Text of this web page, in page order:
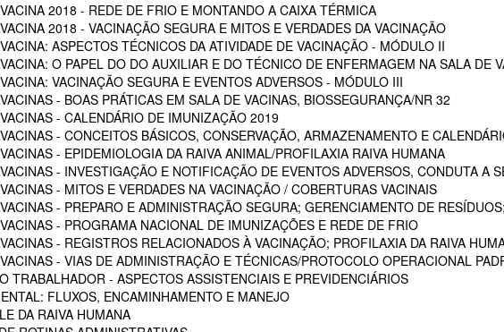
2018 - REDE DE FRIO E MONTANDO A CAIXA TÉRMICA
2018 - VACINAÇÃO SEGURA E MITOS E VERDADES DA VACINAÇÃO
ASPECTOS TÉCNICOS DA ATIVIDADE DE VACINAÇÃO - MÓDULO II
O PAPEL DO DO AUXILIAR E DO TÉCNICO DE ENFERMAGEM NA SALA DE
VACINAÇÃO SEGURA E EVENTOS ADVERSOS - MÓDULO III
- BOAS PRÁTICAS EM SALA DE VACINAS, BIOSSEGURANÇA/NR 32
- CALENDÁRIO DE IMUNIZAÇÃO 2019
- CONCEITOS BÁSICOS, CONSERVAÇÃO, ARMAZENAMENTO E
- EPIDEMIOLOGIA DA RAIVA ANIMAL/PROFILAXIA RAIVA HUMANA
- INVESTIGAÇÃO E NOTIFICAÇÃO DE EVENTOS ADVERSOS, CONDUTA A
- MITOS E VERDADES NA VACINAÇÃO / COBERTURAS VACINAIS
- PREPARO E ADMINISTRAÇÃO SEGURA; GERENCIAMENTO DE
- PROGRAMA NACIONAL DE IMUNIZAÇÕES E REDE DE FRIO
- REGISTROS RELACIONADOS À VACINAÇÃO; PROFILAXIA DA RAIVA
- VIAS DE ADMINISTRAÇÃO E TÉCNICAS/PROTOCOLO OPERACIONAL
TRABALHADOR - ASPECTOS ASSISTENCIAIS E PREVIDENCIÁRIOS
FLUXOS, ENCAMINHAMENTO E MANEJO
DA RAIVA HUMANA